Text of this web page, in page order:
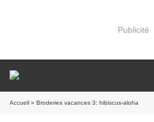
Publicité
Accueil » Broderies vacances 3: hibiscus-aloha